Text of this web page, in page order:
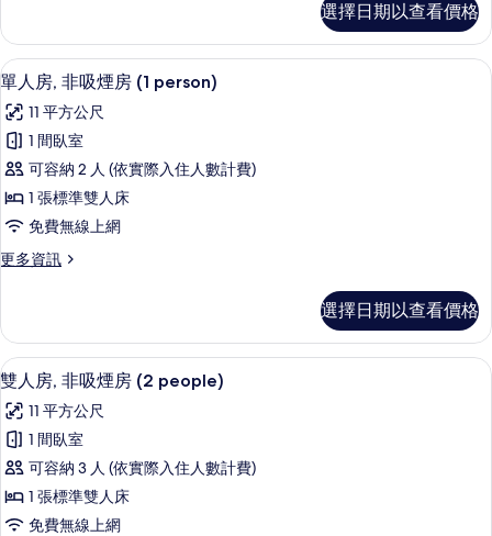
有
相
片
的
詳
情
選擇日期以查看價格
顯
示
單
人
房,
非
煙
(1
person)
的
所
有
相
片
單人房, 非吸煙房 (1 person) | 羽絨被
12
單人房, 非吸煙房 (1 person)
11 平方公尺
1 間臥室
可容納 2 人 (依實際入住人數計費)
1 張標準雙人床
免費無線上網
更多資訊
更
房,
非
吸
房
(1
person)
的
詳
情
選擇日期以查看價格
顯
示
雙
人
房,
非
雙人房, 非吸煙房 (2 people) | 羽絨被
12
雙人房, 非吸煙房 (2 people)
11 平方公尺
1 間臥室
可容納 3 人 (依實際入住人數計費)
1 張標準雙人床
免費無線上網